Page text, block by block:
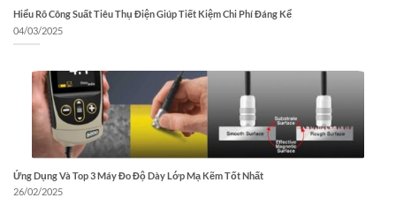
Hiểu Rõ Công Suất Tiêu Thụ Điện Giúp Tiết Kiệm Chi Phí Đáng Kể
04/03/2025
Ứng Dụng Và Top 3 Máy Đo Độ Dày Lớp Mạ Kẽm Tốt Nhất
26/02/2025